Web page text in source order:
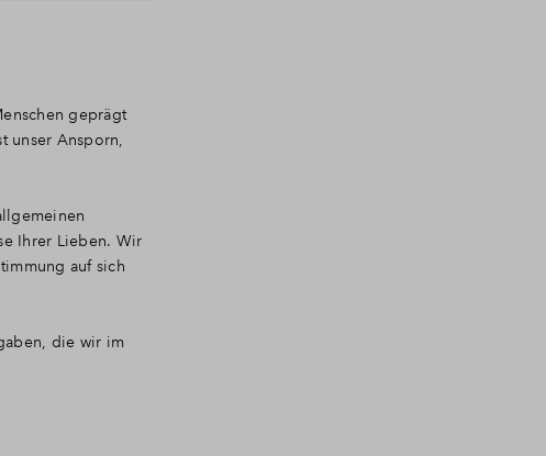
geprägt
unser Ansporn,
Ihrer Lieben. Wir
auf sich
die wir im